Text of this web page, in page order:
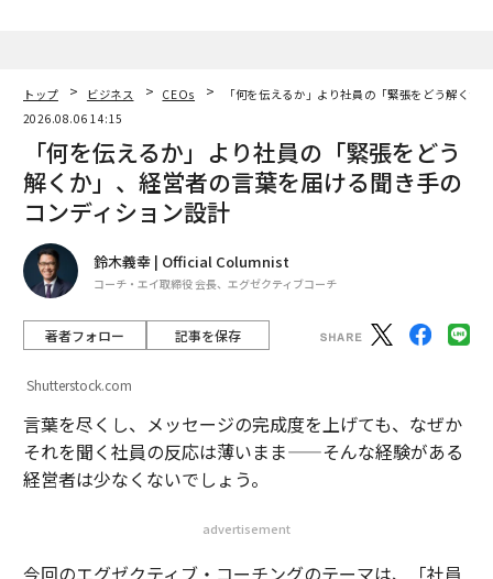
トップ ビジネス CEOs
「何を伝えるか」より社員の「緊張をどう解く
2026.08.06 14:15
「何を伝えるか」より社員の「緊張をどう
解くか」、経営者の言葉を届ける聞き手の
コンディション設計
鈴木義幸 | Official Columnist
コーチ・エイ取締役 会長、エグゼクティブコーチ
著者フォロー 記事を保存
Shutterstock.com
言葉を尽くし、メッセージの完成度を上げても、なぜか
それを聞く社員の反応は薄いまま——そんな経験がある
経営者は少なくないでしょう。
advertisement
今回のエグゼクティブ・コーチングのテーマは、「社員